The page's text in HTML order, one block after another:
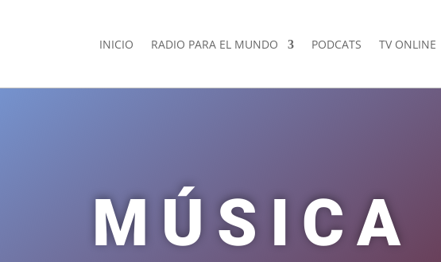
INICIO RADIO PARA EL MUNDO PODCATS TV ONLINE
MÚSICA